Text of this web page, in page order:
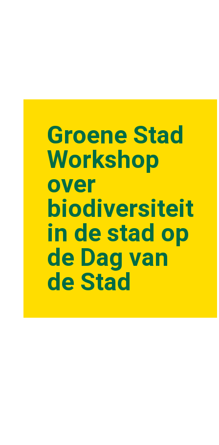
Groene Stad
Workshop
over
biodiversiteit
in de stad op
de Dag van
de Stad